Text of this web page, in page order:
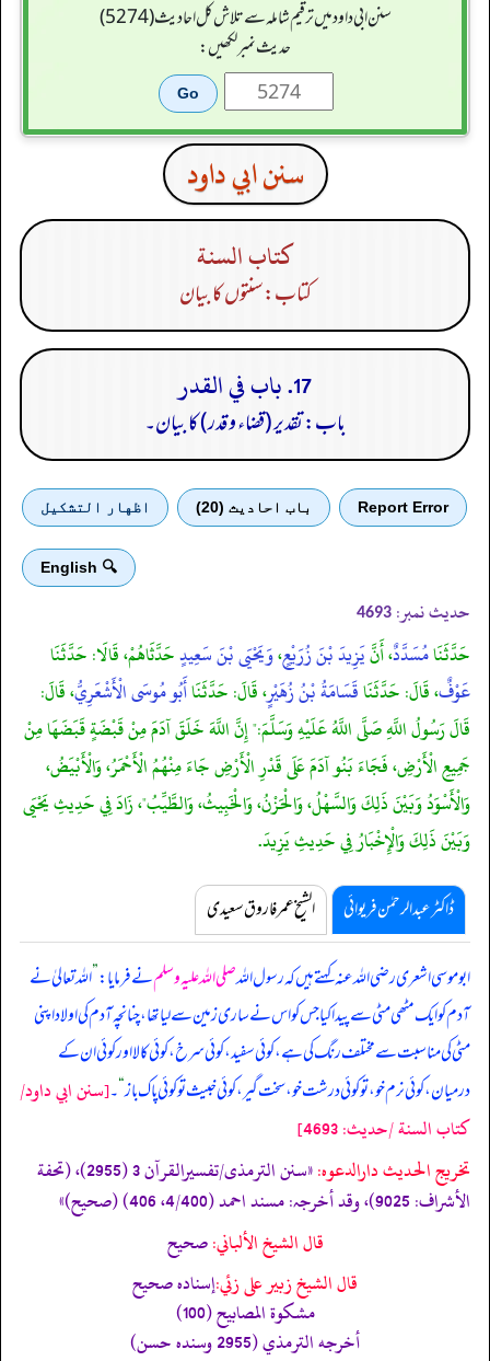
سنن ابي داود میں ترقیم شاملہ سے تلاش کل احادیث (5274)
حدیث نمبر لکھیں:
سنن ابي داود
كتاب السنة
کتاب: سنتوں کا بیان
17. باب في القدر
باب: تقدیر (قضاء و قدر) کا بیان۔
Report Error باب احادیث (20) اظهار التشكيل
🔍 English
حدیث نمبر: 4693
حَدَّثَنَامُسَدَّدٌ، أَنَّيَزِيدَ بْنَ زُرَيْعٍ،وَيَحْيَى بْنَ سَعِيدٍحَدَّثَاهُمْ، قَالَا: حَدَّثَنَا
عَوْفٌ، قَالَ: حَدَّثَنَاقَسَامَةُ بْنُ زُهَيْرٍ، قَالَ: حَدَّثَنَاأَبُو مُوسَى الْأَشْعَرِيُّ، قَالَ:
قَالَ رَسُولُ اللَّهِ صَلَّى اللَّهُ عَلَيْهِ وَسَلَّمَ:" إِنَّ اللَّهَ خَلَقَ آدَمَ مِنْ قَبْضَةٍ قَبَضَهَا مِنْ
جَمِيعِ الْأَرْضِ، فَجَاءَ بَنُو آدَمَ عَلَى قَدْرِ الْأَرْضِ جَاءَ مِنْهُمُ الْأَحْمَرُ، وَالْأَبْيَضُ،
وَالْأَسْوَدُ وَبَيْنَ ذَلِكَ وَالسَّهْلُ، وَالْحَزْنُ، وَالْخَبِيثُ، وَالطَّيِّبُ"، زَادَ فِي حَدِيثِ يَحْيَى
وَبَيْنَ ذَلِكَ وَالْإِخْبَارُ فِي حَدِيثِ يَزِيدَ.
ڈاکٹر عبدالرحمٰن فریوائی الشیخ عمر فاروق سعیدی
ابوموسی اشعری رضی اللہ عنہ کہتے ہیں کہرسول اللہصلی اللہ علیہ وسلمنے فرمایا:”اللہ تعالیٰ نے
آدم کو ایک مٹھی مٹی سے پیدا کیا جس کو اس نے ساری زمین سے لیا تھا، چنانچہ آدم کی اولاد اپنی
مٹی کی مناسبت سے مختلف رنگ کی ہے، کوئی سفید، کوئی سرخ، کوئی کالا اور کوئی ان کے
درمیان، کوئی نرم خو، تو کوئی درشت خو، سخت گیر، کوئی خبیث تو کوئی پاک باز“۔[سنن ابي داود/
كتاب السنة /حدیث: 4693]
تخریج الحدیث دارالدعوہ:
«‏‏‏‏سنن الترمذی/تفسیرالقرآن 3 (2955)، (تحفة
الأشراف: 9025)، وقد أخرجہ: مسند احمد (4/400، 406) (صحیح)»
قال الشيخ الألباني:صحيح
قال الشيخ زبير على زئي:إسناده صحيح
مشكوة المصابيح (100)
أخرجه الترمذي (2955 وسنده حسن)